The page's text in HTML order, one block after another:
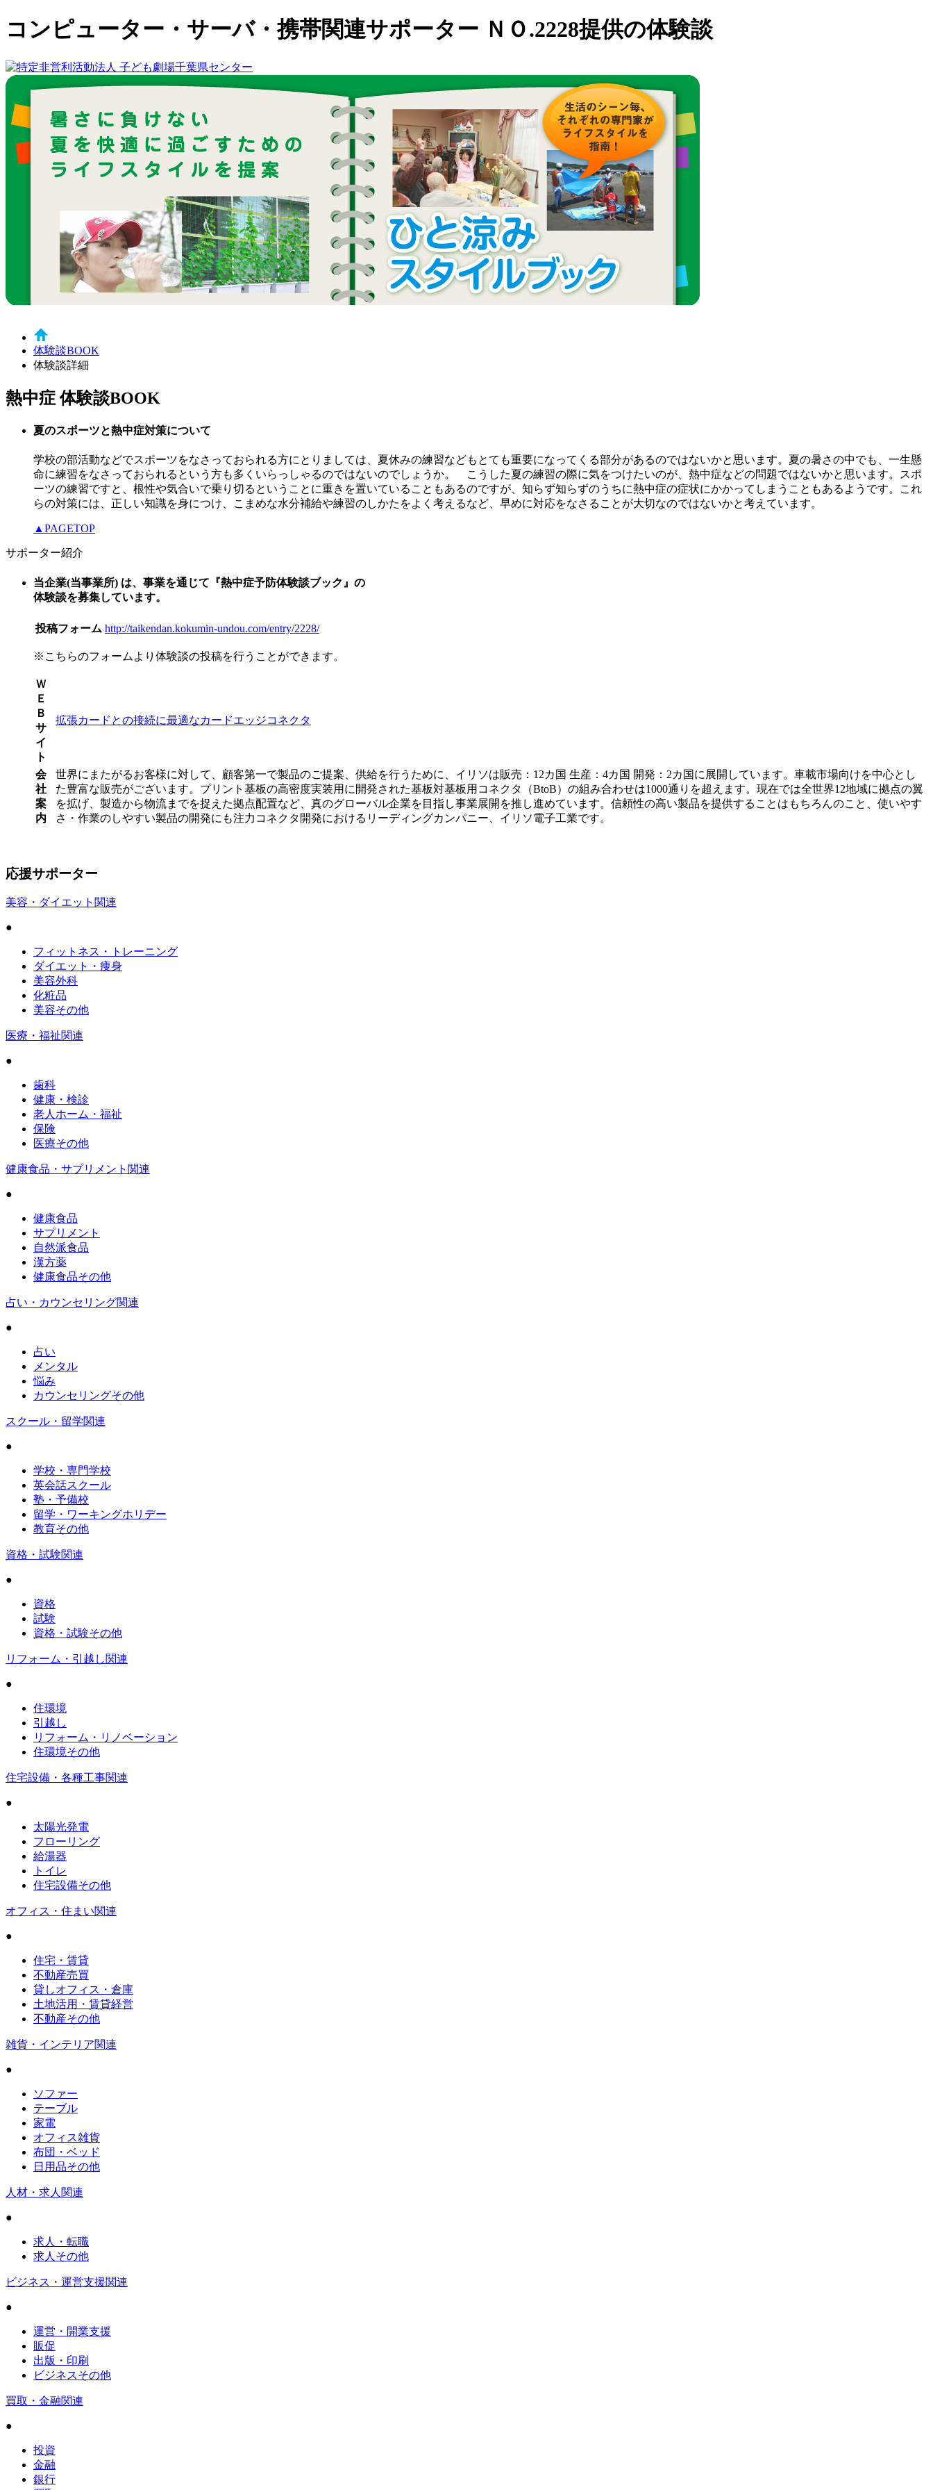
コンピューター・サーバ・携帯関連サポーター ＮＯ.2228提供の体験談
体験談BOOK
体験談詳細
熱中症 体験談BOOK
夏のスポーツと熱中症対策について
学校の部活動などでスポーツをなさっておられる方にとりましては、夏休みの練習などもとても重要になってくる部分があるのではないかと思います。夏の暑さの中でも、一生懸
命に練習をなさっておられるという方も多くいらっしゃるのではないのでしょうか。 こうした夏の練習の際に気をつけたいのが、熱中症などの問題ではないかと思います。スポ
ーツの練習ですと、根性や気合いで乗り切るということに重きを置いていることもあるのですが、知らず知らずのうちに熱中症の症状にかかってしまうこともあるようです。これ
らの対策には、正しい知識を身につけ、こまめな水分補給や練習のしかたをよく考えるなど、早めに対応をなさることが大切なのではないかと考えています。
▲PAGETOP
サポーター紹介
当企業(当事業所) は、事業を通じて『熱中症予防体験談ブック』の
体験談を募集しています。
投稿フォーム http://taikendan.kokumin-undou.com/entry/2228/
※こちらのフォームより体験談の投稿を行うことができます。
Ｗ
Ｅ
Ｂ
サ
イ
ト
拡張カードとの接続に最適なカードエッジコネクタ
会
社
案
内
世界にまたがるお客様に対して、顧客第一で製品のご提案、供給を行うために、イリソは販売：12カ国 生産：4カ国 開発：2カ国に展開しています。車載市場向けを中心とし
た豊富な販売がございます。プリント基板の高密度実装用に開発された基板対基板用コネクタ（BtoB）の組み合わせは1000通りを超えます。現在では全世界12地域に拠点の翼
を拡げ、製造から物流までを捉えた拠点配置など、真のグローバル企業を目指し事業展開を推し進めています。信頼性の高い製品を提供することはもちろんのこと、使いやす
さ・作業のしやすい製品の開発にも注力コネクタ開発におけるリーディングカンパニー、イリソ電子工業です。
応援サポーター
美容・ダイエット関連
●
フィットネス・トレーニング
ダイエット・痩身
美容外科
化粧品
美容その他
医療・福祉関連
●
歯科
健康・検診
老人ホーム・福祉
保険
医療その他
健康食品・サプリメント関連
●
健康食品
サプリメント
自然派食品
漢方薬
健康食品その他
占い・カウンセリング関連
●
占い
メンタル
悩み
カウンセリングその他
スクール・留学関連
●
学校・専門学校
英会話スクール
塾・予備校
留学・ワーキングホリデー
教育その他
資格・試験関連
●
資格
試験
資格・試験その他
リフォーム・引越し関連
●
住環境
引越し
リフォーム・リノベーション
住環境その他
住宅設備・各種工事関連
●
太陽光発電
フローリング
給湯器
トイレ
住宅設備その他
オフィス・住まい関連
●
住宅・賃貸
不動産売買
貸しオフィス・倉庫
土地活用・賃貸経営
不動産その他
雑貨・インテリア関連
●
ソファー
テーブル
家電
オフィス雑貨
布団・ベッド
日用品その他
人材・求人関連
●
求人・転職
求人その他
ビジネス・運営支援関連
●
運営・開業支援
販促
出版・印刷
ビジネスその他
買取・金融関連
●
投資
金融
銀行